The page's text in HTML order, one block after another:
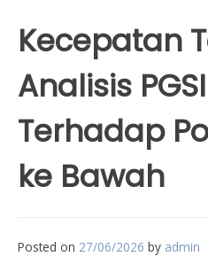
Kecepatan
Analisis
Terhadap
ke Bawah
Posted on 27/06/2026 by admin